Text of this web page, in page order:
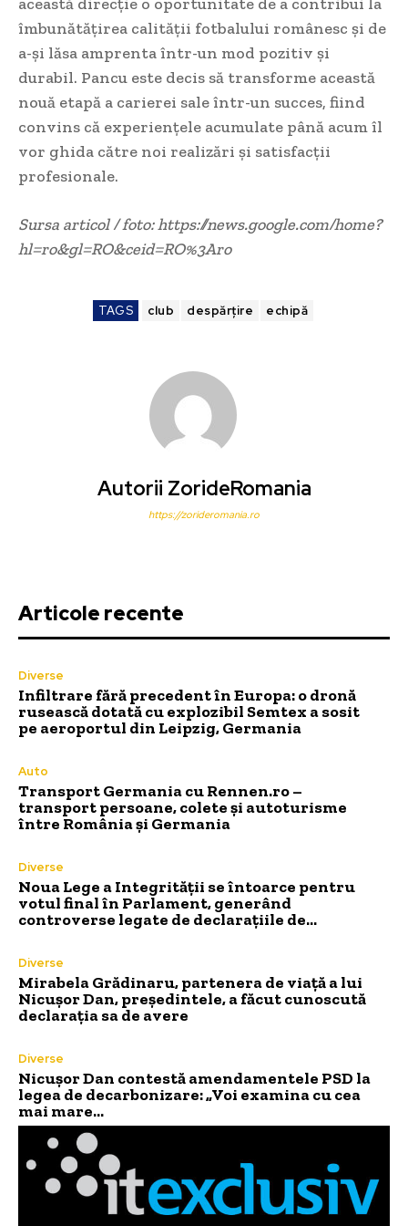
îmbunătățirea calității fotbalului românesc și de
a-și lăsa amprenta într-un mod pozitiv și
durabil. Pancu este decis să transforme această
nouă etapă a carierei sale într-un succes, fiind
convins că experiențele acumulate până acum îl
vor ghida către noi realizări și satisfacții
profesionale.
Sursa articol / foto: https://news.google.com/home?
hl=ro&gl=RO&ceid=RO%3Aro
TAGS club despărțire echipă
Autorii ZorideRomania
https://zorideromania.ro
Articole recente
Diverse
Infiltrare fără precedent în Europa: o dronă
rusească dotată cu explozibil Semtex a sosit
pe aeroportul din Leipzig, Germania
Auto
Transport Germania cu Rennen.ro –
transport persoane, colete și autoturisme
între România și Germania
Diverse
Noua Lege a Integrității se întoarce pentru
votul final în Parlament, generând
controverse legate de declarațiile de…
Diverse
Mirabela Grădinaru, partenera de viață a lui
Nicușor Dan, președintele, a făcut cunoscută
declarația sa de avere
Diverse
Nicușor Dan contestă amendamentele PSD la
legea de decarbonizare: „Voi examina cu cea
mai mare…